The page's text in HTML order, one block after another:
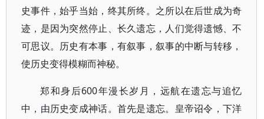
史事件，始乎当始，终其所终。之所以在后世成为奇
迹，是因为突然停止、长久遗忘，人们觉得遗憾、不
可思议。历史有本事，有叙事，叙事的中断与转移，
使历史变得模糊而神秘。
郑和身后600年漫长岁月，远航在遗忘与追忆
中，由历史变成神话。首先是遗忘。皇帝诏令，下洋